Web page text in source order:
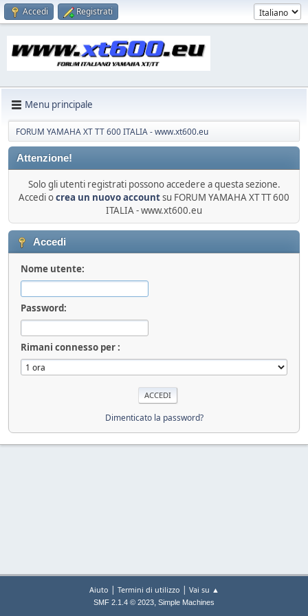
Accedi Registrati
Menu principale
FORUM YAMAHA XT TT 600 ITALIA - www.xt600.eu
Attenzione!
Solo gli utenti registrati possono accedere a questa sezione.
Accedi ocrea un nuovo accountsu FORUM YAMAHA XT TT 600
ITALIA - www.xt600.eu
Accedi
Nome utente:
Password:
Rimani connesso per :
Dimenticato la password?
Aiuto | Termini di utilizzo | Vai su ▲
SMF 2.1.4 © 2023, Simple Machines